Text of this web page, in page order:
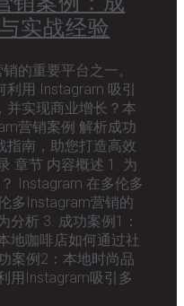
实战经验
的重要平台之一。
用 Instagram 吸引
并实现商业增长？本
营销案例 解析成功
指南，助您打造高效
章节 内容概述 1. 为
Instagram 在多伦多
多Instagram营销的
分析 3. 成功案例1：
地咖啡店如何通过社
案例2：本地时尚品
用Instagram吸引多